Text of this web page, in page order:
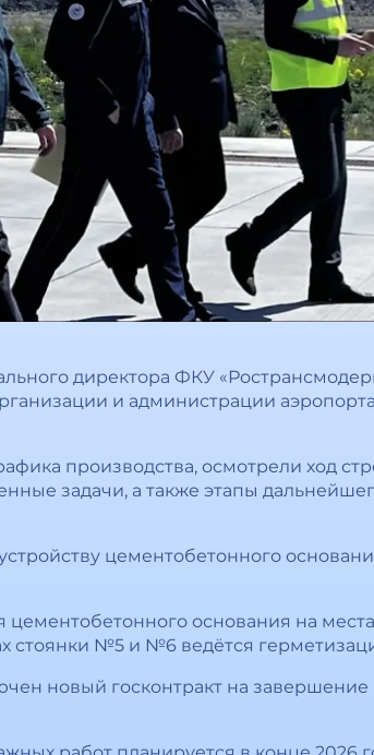
директора ФКУ
и администрации
производства, осмотрели ход
задачи, а также этапы
цементобетонного
основания на
стоянки №5 и №6 ведётся
новый госконтракт на завершение